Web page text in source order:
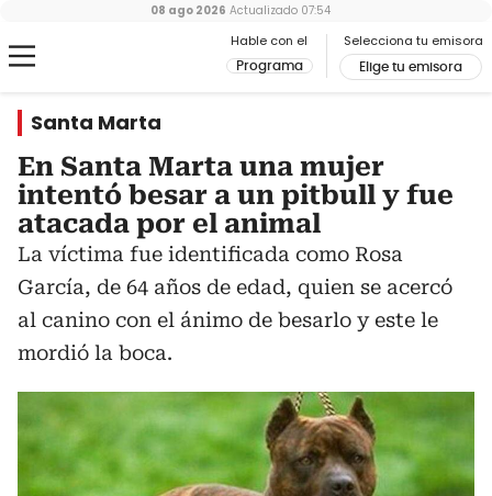
Hable con el
Programa
Selecciona tu emisora
Elige tu emisora
08 ago 2026 Actualizado 07:54
Santa Marta
En Santa Marta una mujer
intentó besar a un pitbull y fue
atacada por el animal
La víctima fue identificada como Rosa
García, de 64 años de edad, quien se acercó
al canino con el ánimo de besarlo y este le
mordió la boca.